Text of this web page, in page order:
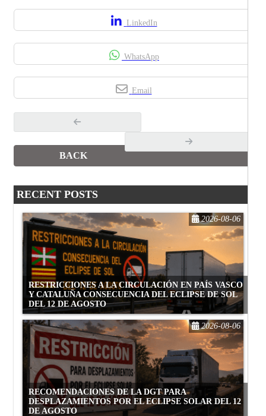
LinkedIn
WhatsApp
Email
BACK
RECENT POSTS
RESTRICCIONES A LA CIRCULACIÓN EN PAÍS VASCO
Y CATALUÑA CONSECUENCIA DEL ECLIPSE DE SOL
DEL 12 DE AGOSTO
2026-08-06
RECOMENDACIONES DE LA DGT PARA
DESPLAZAMIENTOS POR EL ECLIPSE SOLAR DEL 12
DE AGOSTO
2026-08-06